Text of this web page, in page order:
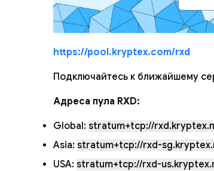
https://pool.kryptex.com/rxd
Подключайтесь к ближайшему
Адреса пула RXD:
Global: stratum+tcp://
Asia: stratum+tcp://rxd-
USA: stratum+tcp://rxd-